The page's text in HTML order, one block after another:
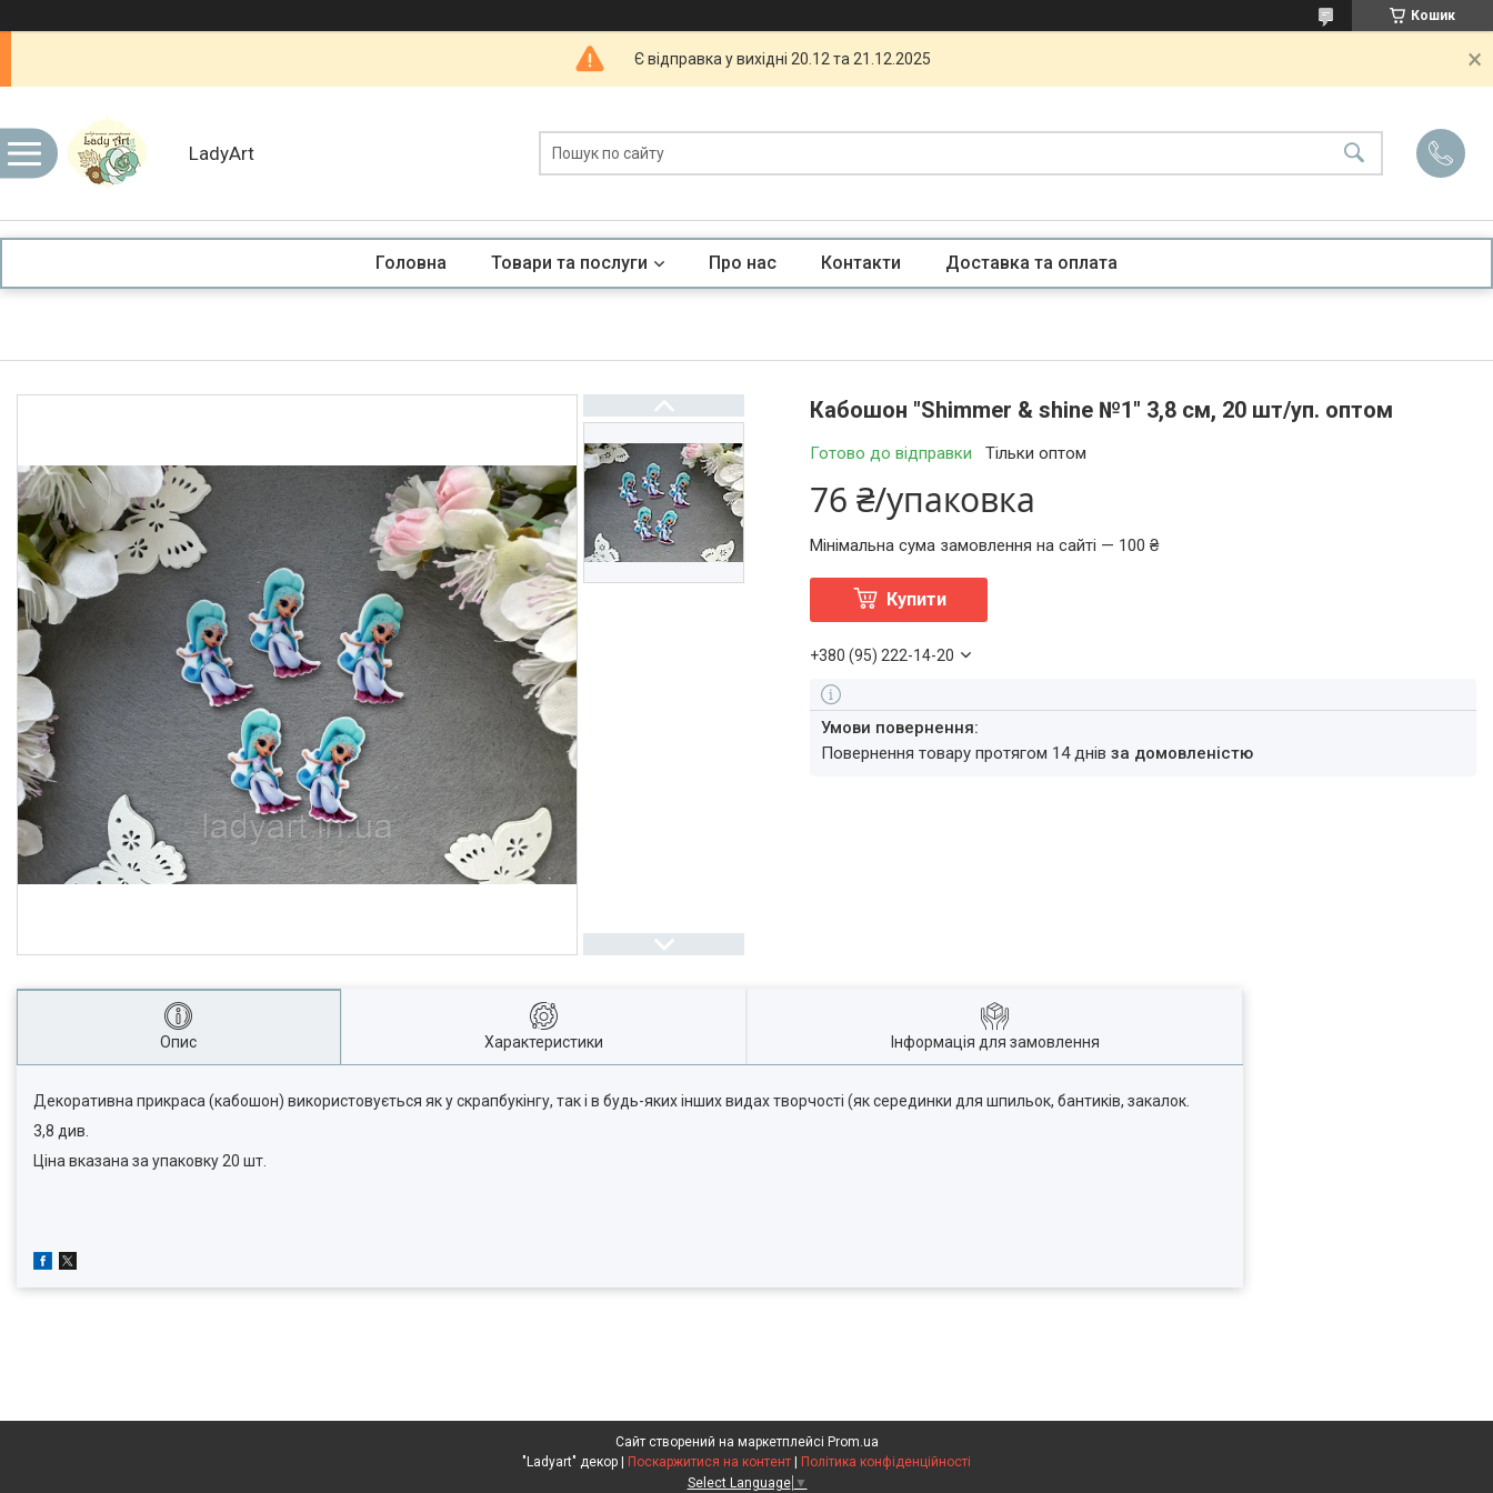
Кошик
Є відправка у вихідні 20.12 та 21.12.2025
LadyArt
Головна Товари та послуги Про нас Контакти Доставка та оплата
Кабошон "Shimmer & shine №1" 3,8 см, 20 шт/уп. оптом
Готово до відправки Тільки оптом
76 ₴/упаковка
Мінімальна сума замовлення на сайті — 100 ₴
Купити
+380 (95) 222-14-20
повернення товару протягом 14 днівза домовленістю
Опис Характеристики Інформація для замовлення
Декоративна прикраса (кабошон) використовується як у скрапбукінгу, так і в будь-яких інших видах творчості (як серединки для шпильок, бантиків, закалок.
3,8 див.
Ціна вказана за упаковку 20 шт.
Сайт створений на маркетплейсі Prom.ua
Поскаржитися на контент
Політика конфіденційності
Select Language ▼